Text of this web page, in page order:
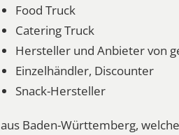
Food Truck
Catering Truck
Hersteller und Anbieter von
Einzelhändler, Discounter
Snack-Hersteller
aus Baden-Württemberg,